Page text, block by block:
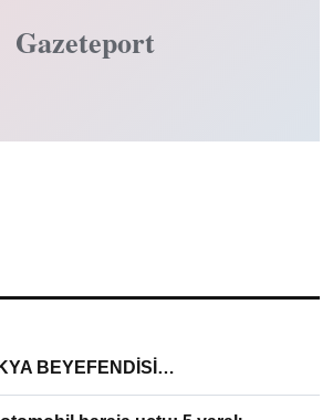
Gazeteport
BEYEFENDİSİ…